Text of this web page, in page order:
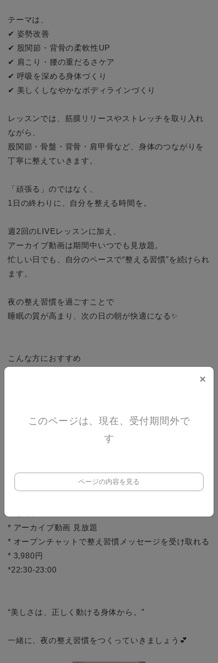
テーマは、
✔ 姿勢改善
✔ 股関節・背骨の柔軟性UP
✔ 肩こり・腰の重だるさケア
✔ 呼吸を深める身体づくり
✔ 美しくしなやかなボディラインづくり
レッスンでは、筋膜リリースやストレッチを取り入れ
ながら、
股関節・骨盤・背骨・肩甲骨など、身体のつながりを
丁寧に整えていきます。
「頑張る」のではなく、
1日の終わりに、自分を整える時間を。
週2回のLIVEレッスンに加え、
アーカイブ動画は期間中いつでも見放題。
忙しい日でも、自分のペースで“整える習慣”を続けられ
ます。
夜の整え習慣を過ごすことで
睡眠の質が高まり、次の日の朝が快適になる✨
こんな方におすすめ
*柔らかくしなやかな身体に変えていきたい
* 美しくしなやかな身体を目指したい
* 運動が苦手でも続けやすい方法を探している
* アーカイブ動画 見放題
* オープンチャットで整え習慣メッセージを受け取れる
* 3,980円
*22:30-23:00
“美しさは、正しく動ける身体から。”
一緒に、夜の整え習慣をつくっていきましょう💕
×
このページは、現在、受付期間外で
す
ページの内容を見る